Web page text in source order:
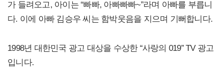
가 들려오고, 아이는 “빠빠, 아빠빠빠~”라며 아빠를 부릅니
다. 이에 아빠 김승우 씨는 함박웃음을 지으며 기뻐합니다.
1998년 대한민국 광고 대상을 수상한 “사랑의 019” TV 광고
입니다.